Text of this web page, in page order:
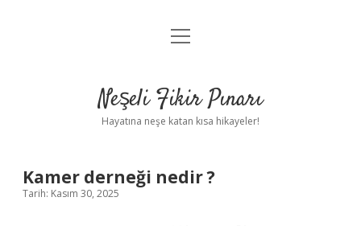
Anasayfa
Yasal Uyarı
menüyü
Neşeli Fikir Pınarı
Hayatına neşe katan kısa hikayeler!
Kamer derneği nedir ?
Tarih: Kasım 30, 2025